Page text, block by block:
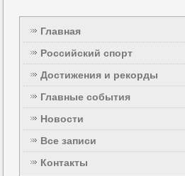
Главная
Российский спорт
Достижения и рекорды
Главные события
Новости
Все записи
Контакты